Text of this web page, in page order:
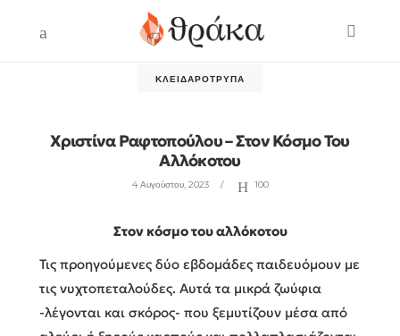
ΚΛΕΙΔΑΡΌΤΡΥΠΑ
Χριστίνα Ραφτοπούλου – Στον Κόσμο Του
Αλλόκοτου
4 Αυγούστου, 2023 100
Στον κόσμο του αλλόκοτου
Τις προηγούμενες δύο εβδομάδες παιδευόμουν με
τις νυχτοπεταλούδες. Αυτά τα μικρά ζωύφια
-λέγονται και σκόρος- που ξεμυτίζουν μέσα από